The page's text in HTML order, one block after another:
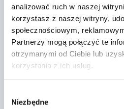
analizować ruch w naszej
korzystasz z naszej witryny,
społecznościowym,
Partnerzy mogą połączyć te
otrzymanymi od Ciebie lub
korzystania z ich usług.
zgody
Niezbędne
Przez 2022-03-13